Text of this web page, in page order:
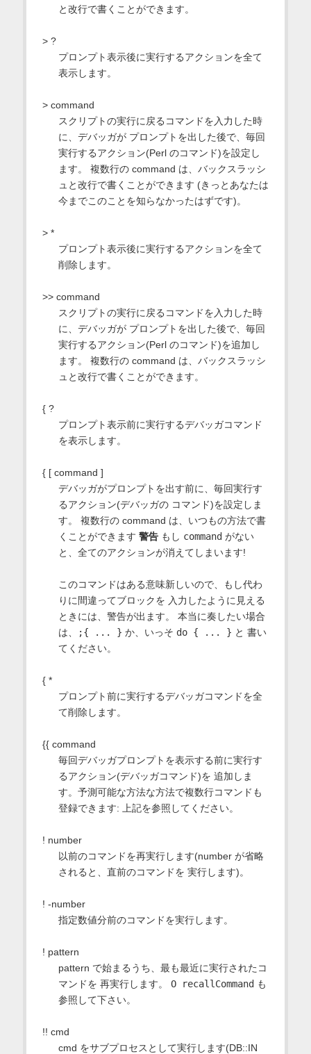
と改行で書くことができます。
> ?
プロンプト表示後に実行するアクションを全て
表示します。
> command
スクリプトの実行に戻るコマンドを入力した時
に、デバッガが プロンプトを出した後で、毎回
実行するアクション(Perl のコマンド)を設定し
ます。 複数行の command は、バックスラッシ
ュと改行で書くことができます (きっとあなたは
今までこのことを知らなかったはずです)。
> *
プロンプト表示後に実行するアクションを全て
削除します。
>> command
スクリプトの実行に戻るコマンドを入力した時
に、デバッガが プロンプトを出した後で、毎回
実行するアクション(Perl のコマンド)を追加し
ます。 複数行の command は、バックスラッシ
ュと改行で書くことができます。
{ ?
プロンプト表示前に実行するデバッガコマンド
を表示します。
{ [ command ]
デバッガがプロンプトを出す前に、毎回実行す
るアクション(デバッガの コマンド)を設定しま
す。 複数行の command は、いつもの方法で書
くことができます 警告もし command がない
と、全てのアクションが消えてしまいます!
このコマンドはある意味新しいので、もし代わ
りに間違ってブロックを 入力したように見える
ときには、警告が出ます。 本当に奏したい場合
は、
;{ ... } か、いっそ do { ... } と 書い
てください。
{ *
プロンプト前に実行するデバッガコマンドを全
て削除します。
{{ command
毎回デバッガプロンプトを表示する前に実行す
るアクション(デバッガコマンド)を 追加しま
す。予測可能な方法な方法で複数行コマンドも
登録できます: 上記を参照してください。
! number
以前のコマンドを再実行します(number が省略
されると、直前のコマンドを 実行します)。
! -number
指定数値分前のコマンドを実行します。
! pattern
pattern で始まるうち、最も最近に実行されたコ
マンドを 再実行します。 O recallCommand も
参照して下さい。
!! cmd
cmd をサブプロセスとして実行します(DB::IN